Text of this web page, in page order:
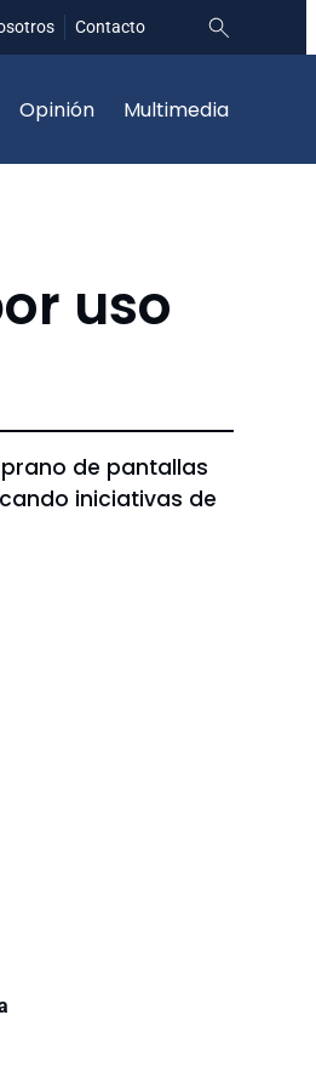
Contacto
Opinión Multimedia
uso
de pantallas
iniciativas de